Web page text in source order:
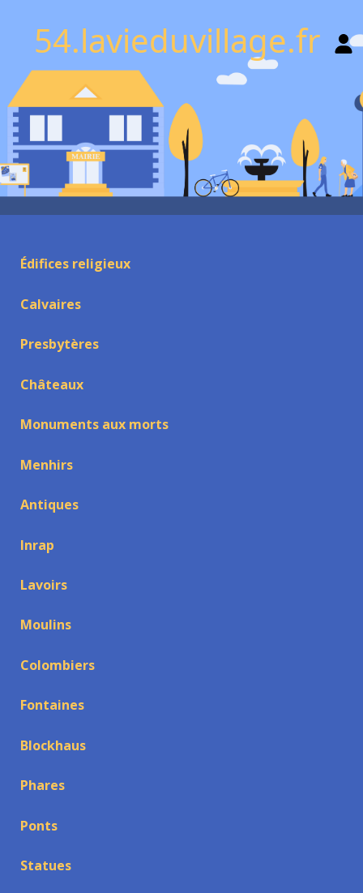
54.lavieduvillage.fr
Édifices religieux
Calvaires
Presbytères
Châteaux
Monuments aux morts
Menhirs
Antiques
Inrap
Lavoirs
Moulins
Colombiers
Fontaines
Blockhaus
Phares
Ponts
Statues